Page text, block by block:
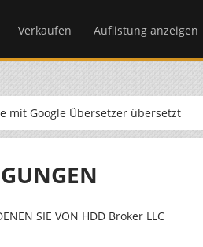
Verkaufen Auflistung anzeigen
mit Google Übersetzer übersetzt
SIE VON HDD Broker LLC